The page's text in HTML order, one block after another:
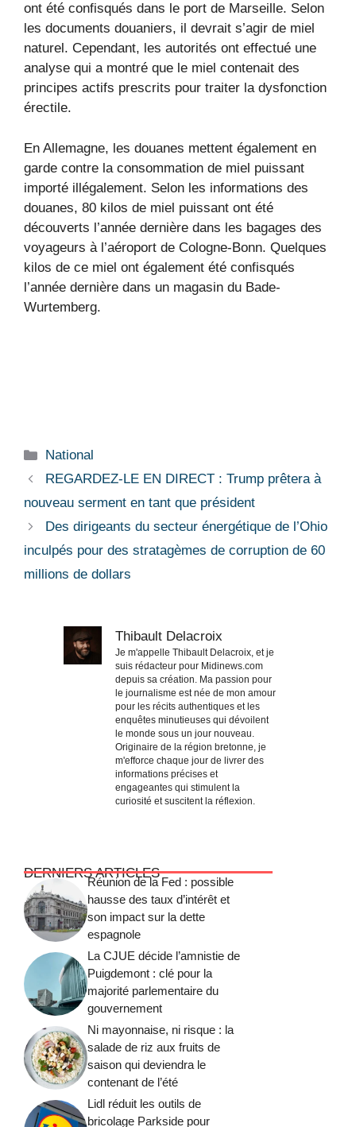
ont été confisqués dans le port de Marseille. Selon
les documents douaniers, il devrait s’agir de miel
naturel. Cependant, les autorités ont effectué une
analyse qui a montré que le miel contenait des
principes actifs prescrits pour traiter la dysfonction
érectile.
En Allemagne, les douanes mettent également en
garde contre la consommation de miel puissant
importé illégalement. Selon les informations des
douanes, 80 kilos de miel puissant ont été
découverts l’année dernière dans les bagages des
voyageurs à l’aéroport de Cologne-Bonn. Quelques
kilos de ce miel ont également été confisqués
l’année dernière dans un magasin du Bade-
Wurtemberg.
Catégories
National
REGARDEZ-LE EN DIRECT : Trump prêtera à
nouveau serment en tant que président
Des dirigeants du secteur énergétique de l’Ohio
inculpés pour des stratagèmes de corruption de 60
millions de dollars
Thibault Delacroix
Je m'appelle Thibault Delacroix, et je
suis rédacteur pour Midinews.com
depuis sa création. Ma passion pour
le journalisme est née de mon amour
pour les récits authentiques et les
enquêtes minutieuses qui dévoilent
le monde sous un jour nouveau.
Originaire de la région bretonne, je
m'efforce chaque jour de livrer des
informations précises et
engageantes qui stimulent la
curiosité et suscitent la réflexion.
DERNIERS ARTICLES
Réunion de la Fed : possible
hausse des taux d’intérêt et
son impact sur la dette
espagnole
La CJUE décide l’amnistie de
Puigdemont : clé pour la
majorité parlementaire du
gouvernement
Ni mayonnaise, ni risque : la
salade de riz aux fruits de
saison qui deviendra le
contenant de l’été
Lidl réduit les outils de
bricolage Parkside pour